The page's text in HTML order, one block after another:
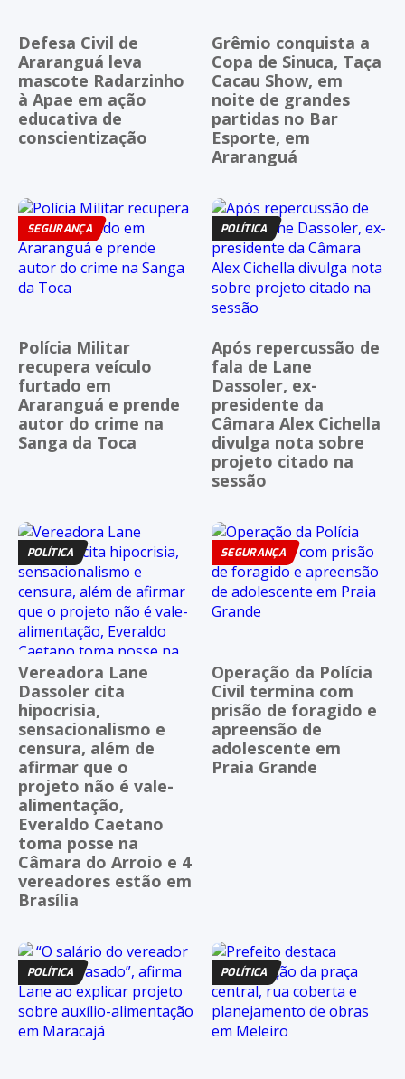
Defesa Civil de
Araranguá leva
mascote Radarzinho
à Apae em ação
educativa de
conscientização
Grêmio conquista a
Copa de Sinuca, Taça
Cacau Show, em
noite de grandes
partidas no Bar
Esporte, em
Araranguá
SEGURANÇA
Polícia Militar
recupera veículo
furtado em
Araranguá e prende
autor do crime na
Sanga da Toca
POLÍTICA
Após repercussão de
fala de Lane
Dassoler, ex-
presidente da
Câmara Alex Cichella
divulga nota sobre
projeto citado na
sessão
POLÍTICA
Vereadora Lane
Dassoler cita
hipocrisia,
sensacionalismo e
censura, além de
afirmar que o
projeto não é vale-
alimentação,
Everaldo Caetano
toma posse na
Câmara do Arroio e 4
vereadores estão em
Brasília
SEGURANÇA
Operação da Polícia
Civil termina com
prisão de foragido e
apreensão de
adolescente em
Praia Grande
POLÍTICA POLÍTICA